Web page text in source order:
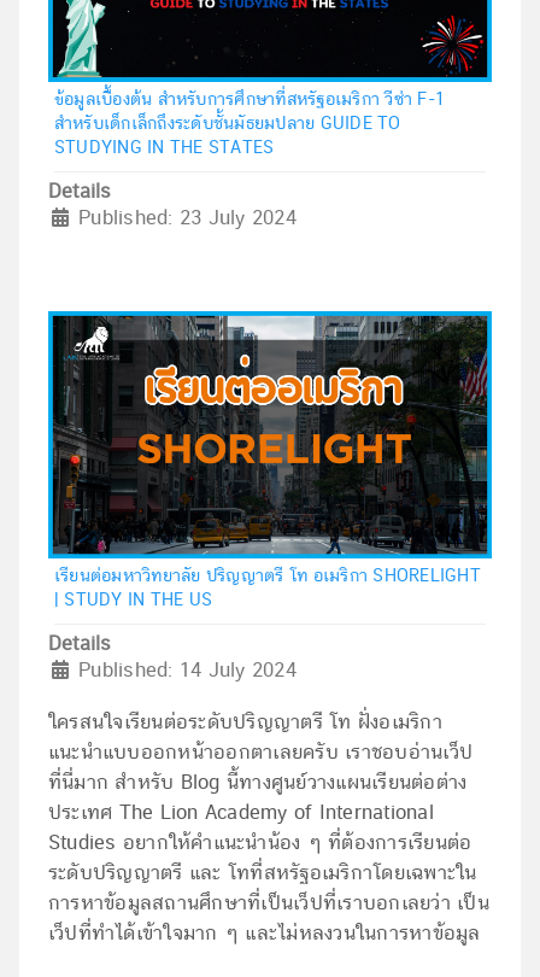
ข้อมูลเบื้องต้น สำหรับการศึกษาที่สหรัฐอเมริกา วีซ่า F-1
สำหรับเด็กเล็กถึงระดับชั้นมัธยมปลาย GUIDE TO
STUDYING IN THE STATES
Details
Published: 23 July 2024
เรียนต่อมหาวิทยาลัย ปริญญาตรี โท อเมริกา SHORELIGHT
| STUDY IN THE US
Details
Published: 14 July 2024
ใครสนใจเรียนต่อระดับปริญญาตรี โท ฝั่งอเมริกา
แนะนำแบบออกหน้าออกตาเลยครับ เราชอบอ่านเว็ป
ที่นี่มาก สำหรับ Blog นี้ทางศูนย์วางแผนเรียนต่อต่าง
ประเทศ The Lion Academy of International
Studies อยากให้คำแนะนำน้อง ๆ ที่ต้องการเรียนต่อ
ระดับปริญญาตรี และ โทที่สหรัฐอเมริกาโดยเฉพาะใน
การหาข้อมูลสถานศึกษาที่เป็นเว็ปที่เราบอกเลยว่า เป็น
เว็ปที่ทำได้เข้าใจมาก ๆ และไม่หลงวนในการหาข้อมูล